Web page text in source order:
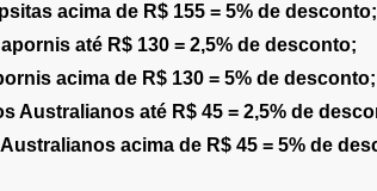
acima de R$ 155 = 5% de desconto;
até R$ 130 = 2,5% de desconto;
acima de R$ 130 = 5% de desconto;
Australianos até R$ 45 = 2,5% de
acima de R$ 45 = 5% de